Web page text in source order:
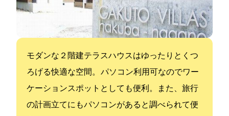
モダンな２階建テラスハウスはゆったりとくつ
ろげる快適な空間。 パソコン利用可なのでワー
ケーションスポットとしても便利。また、旅行
の計画立てにもパソコンがあると調べられて便